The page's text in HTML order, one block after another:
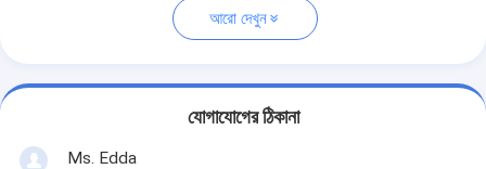
আরো দেখুন
যোগাযোগের ঠিকানা
Ms. Edda